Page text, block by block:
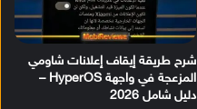
شرح طريقة إيقاف إعلانات شاومي
المزعجة في واجهة HyperOS –
دليل شامل 2026